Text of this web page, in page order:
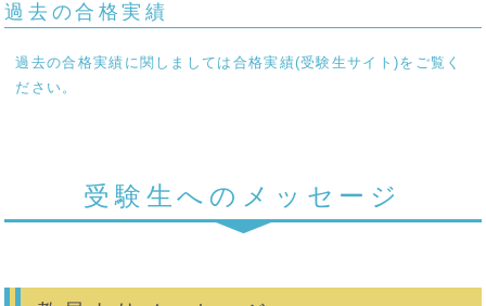
過去の合格実績
過去の合格実績に関しましては合格実績(受験生サイト)をご覧く
ださい。
受験生へのメッセージ